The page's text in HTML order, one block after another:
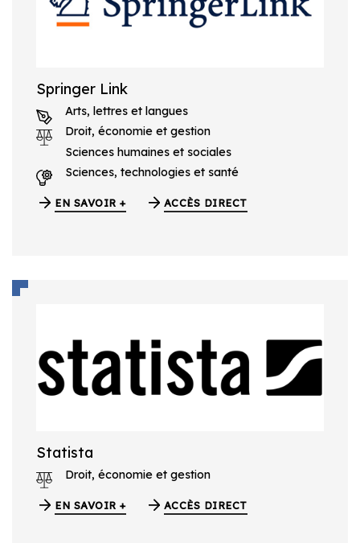
Springer Link
Arts, lettres et langues
Droit, économie et gestion
Sciences humaines et sociales
Sciences, technologies et santé
EN SAVOIR + ACCÈS DIRECT
Statista
Droit, économie et gestion
EN SAVOIR + ACCÈS DIRECT